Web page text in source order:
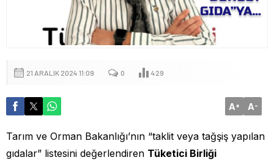
21 ARALIK 2024 11:09 0 429
A+ A-
Tarım ve Orman Bakanlığı’nın “taklit veya tağşiş yapılan
gıdalar” listesini değerlendiren Tüketici Birliği